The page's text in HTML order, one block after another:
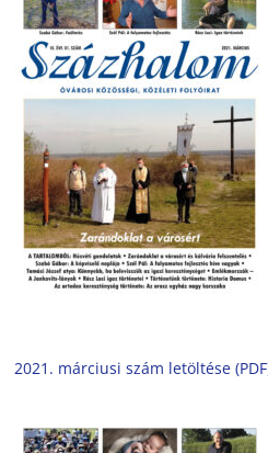
2021. márciusi szám letöltése